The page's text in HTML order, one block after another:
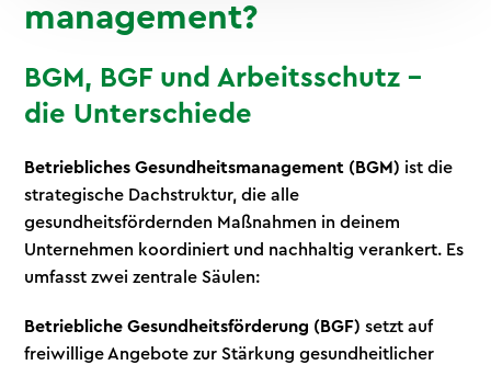
management?
BGM, BGF und Arbeitsschutz –
die Unterschiede
Betriebliches Gesundheitsmanagement (BGM) ist die
strategische Dachstruktur, die alle
gesundheitsfördernden Maßnahmen in deinem
Unternehmen koordiniert und nachhaltig verankert. Es
umfasst zwei zentrale Säulen:
Betriebliche Gesundheitsförderung (BGF) setzt auf
freiwillige Angebote zur Stärkung gesundheitlicher